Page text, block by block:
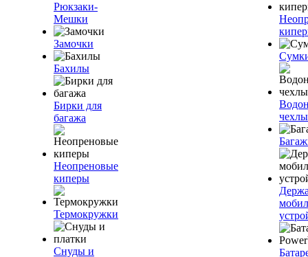
Рюкзаки-
Мешки
Замочки
Бахилы
Бирки для
багажа
Неопреновые
киперы
Термокружки
Снуды и